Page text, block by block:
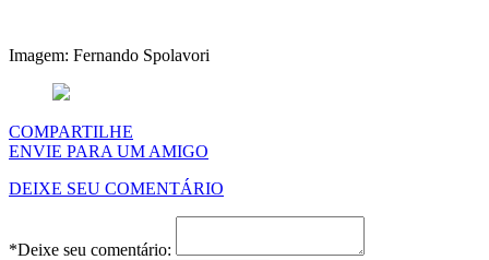
Imagem: Fernando Spolavori
COMPARTILHE
ENVIE PARA UM AMIGO
DEIXE SEU COMENTÁRIO
*Deixe seu comentário: